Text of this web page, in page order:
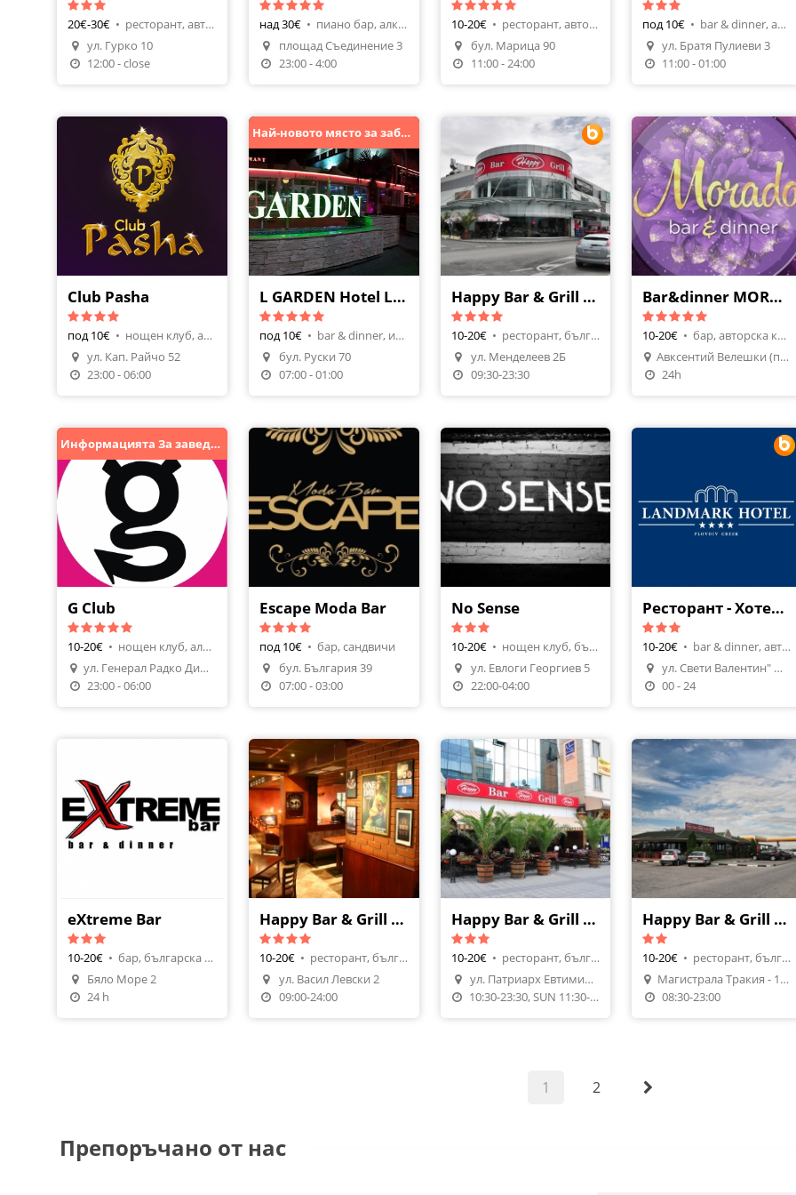
20€-30€ •
ресторант, авторска кухня
ул. Гурко 10
12:00 - close
над 30€ •
пиано бар, алкохол
площад Съединение 3
23:00 - 4:00
Направи Резервация
10-20€ •
ресторант, авторска кухня
бул. Марица 90
11:00 - 24:00
под 10€ •
bar & dinner, авторска кухня
ул. Братя Пулиеви 3
11:00 - 01:00
Club Pasha
под 10€ •
нощен клуб, алкохол
ул. Кап. Райчо 52
23:00 - 06:00
Най-новото място за забавления в Пловдив !
L GARDEN Hotel Leipzig
под 10€ •
bar & dinner, интернационална
бул. Руски 70
07:00 - 01:00
Направи Резервация
Happy Bar & Grill - Лендмарк
10-20€ •
ресторант, българска кухня
ул. Менделеев 2Б
09:30-23:30
Bar&dinner MORADO
10-20€ •
бар, авторска кухня
Авксентий Велешки (пеещите фонтани)
24h
Информацията За заведението може да не е АКТУАЛНA!
G Club
10-20€ •
нощен клуб, алкохол
ул. Генерал Радко Димитриев 1
23:00 - 06:00
Escape Moda Bar
под 10€ • бар, сандвичи
бул. България 39
07:00 - 03:00
No Sense
10-20€ •
нощен клуб, българска кухня
ул. Евлоги Георгиев 5
22:00-04:00
Направи Резервация
Ресторант - Хотел Ландмарк Крийк
10-20€ •
bar & dinner, авторска кухня
ул. Свети Валентин" № 1
00 - 24
eXtreme Bar
10-20€ •
бар, българска кухня
Бяло Море 2
24 h
Happy Bar & Grill - Новотел
10-20€ •
ресторант, българска кухня
ул. Васил Левски 2
09:00-24:00
Happy Bar & Grill - Център
10-20€ •
ресторант, българска кухня
ул. Патриарх Евтимий 13
10:30-23:30, SUN 11:30-23:30
Happy Bar & Grill - Шел Север
10-20€ •
ресторант, българска кухня
Магистрала Тракия - 118 км. - Север
08:30-23:00
1 2
Препоръчано от нас